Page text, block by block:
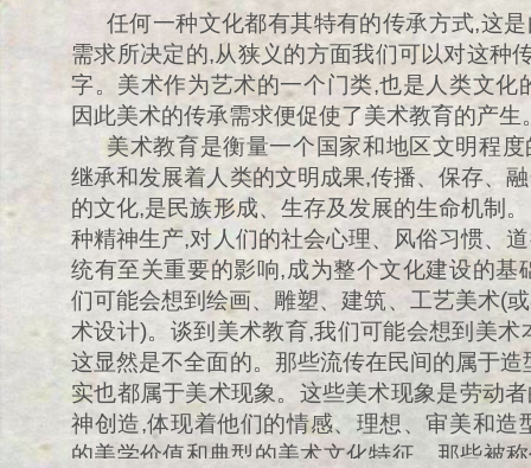
任何一种文化都有其特有的传承方式,这
需求所决定的,从狭义的方面我们可以对这种
字。美术作为艺术的一个门类,也是人类文化
因此美术的传承需求便促使了美术教育的产生
美术教育是衡量一个国家和地区文明程
继承和发展着人类的文明成果,传播、保存、
的文化,是民族形成、生存及发展的生命机制
种精神生产,对人们的社会心理、风俗习惯、
统有至关重要的影响,成为整个文化建设的基
们可能会想到绘画、雕塑、建筑、工艺美术(
术设计)。谈到美术教育,我们可能会想到美术
这显然是不全面的。那些流传在民间的属于
实也都属于美术现象。这些美术现象是劳动
神创造,体现着他们的情感、理想、审美和造
的美学价值和典型的美术文化特征。那些被称